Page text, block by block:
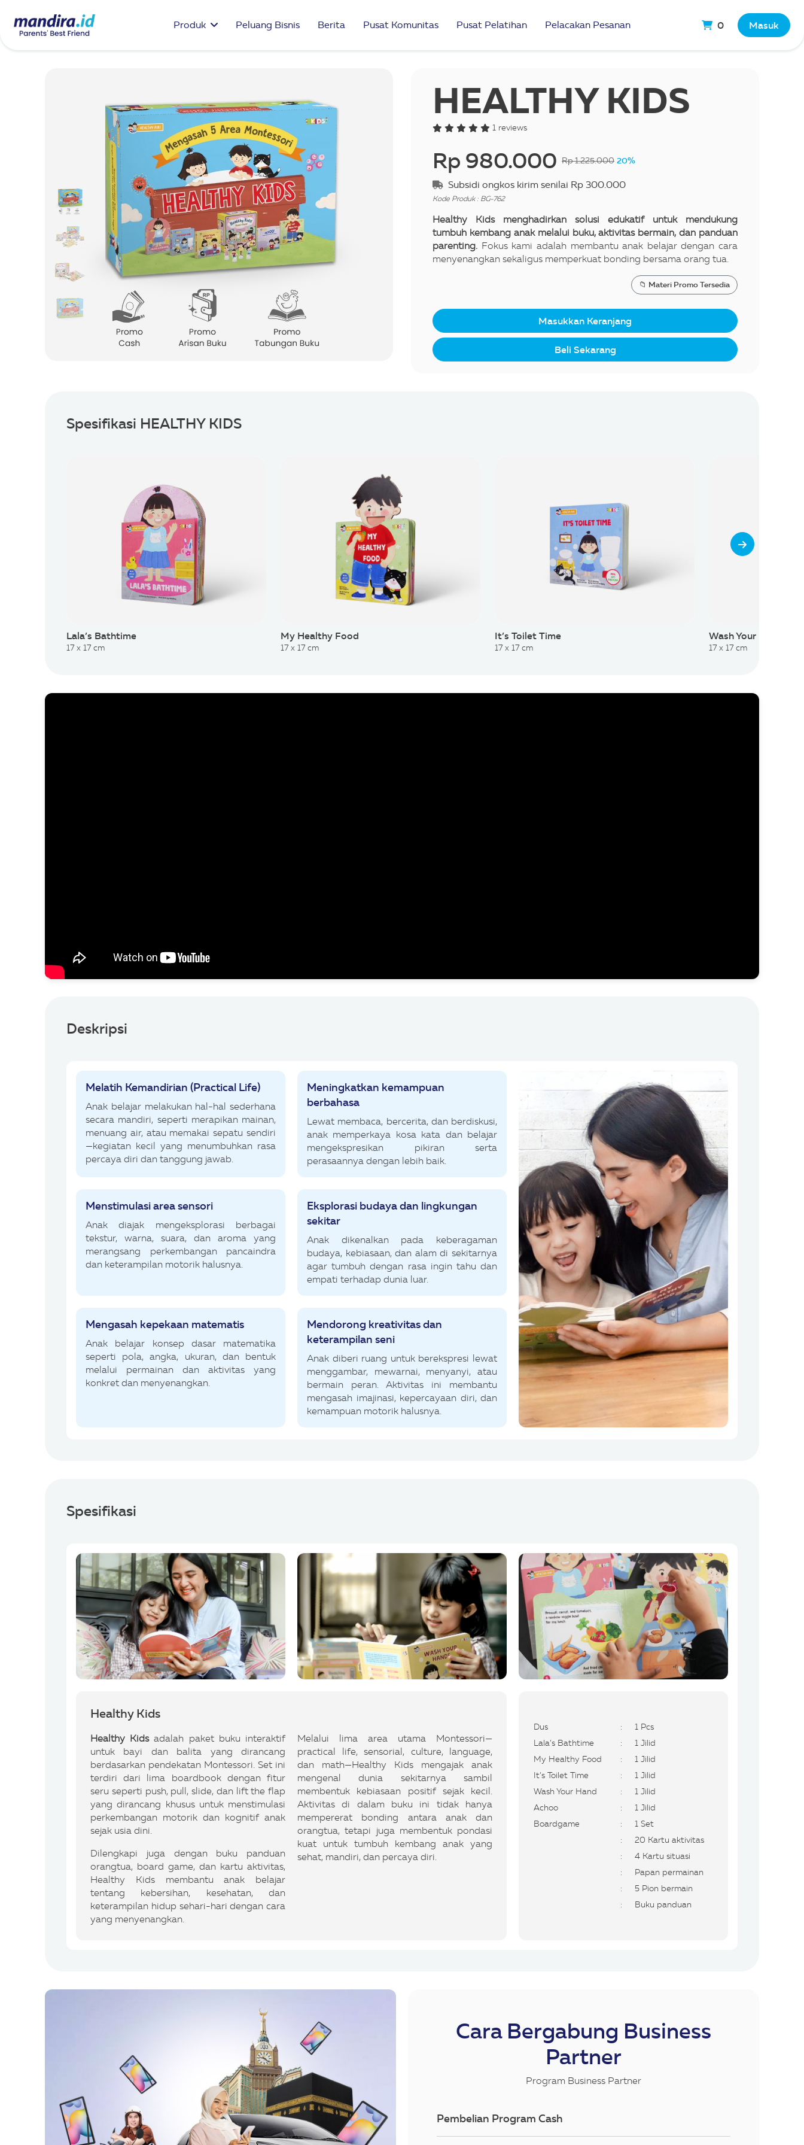
Produk Peluang Bisnis Berita Pusat Komunitas Pusat Pelatihan Pelacakan Pesanan 0 Masuk
HEALTHY KIDS
1 reviews
Rp 980.000 Rp 1.225.000 20%
Subsidi ongkos kirim senilai Rp 300.000
Kode Produk : BG-762
Healthy Kids menghadirkan solusi edukatif untuk mendukung
tumbuh kembang anak melalui buku, aktivitas bermain, dan panduan
parenting. Fokus kami adalah membantu anak belajar dengan cara
menyenangkan sekaligus memperkuat bonding bersama orang tua.
📁 Materi Promo Tersedia
Masukkan Keranjang
Beli Sekarang
Spesifikasi HEALTHY KIDS
Lala’s Bathtime
17 x 17 cm
My Healthy Food
17 x 17 cm
It’s Toilet Time
17 x 17 cm
Wash Your Hand
17 x 17 cm
Deskripsi
Melatih Kemandirian (Practical Life)
Anak belajar melakukan hal-hal sederhana
secara mandiri, seperti merapikan mainan,
menuang air, atau memakai sepatu sendiri
—kegiatan kecil yang menumbuhkan rasa
percaya diri dan tanggung jawab.
Meningkatkan kemampuan
berbahasa
Lewat membaca, bercerita, dan berdiskusi,
anak memperkaya kosa kata dan belajar
mengekspresikan pikiran serta
perasaannya dengan lebih baik.
Menstimulasi area sensori
Anak diajak mengeksplorasi berbagai
tekstur, warna, suara, dan aroma yang
merangsang perkembangan pancaindra
dan keterampilan motorik halusnya.
Eksplorasi budaya dan lingkungan
sekitar
Anak dikenalkan pada keberagaman
budaya, kebiasaan, dan alam di sekitarnya
agar tumbuh dengan rasa ingin tahu dan
empati terhadap dunia luar.
Mengasah kepekaan matematis
Anak belajar konsep dasar matematika
seperti pola, angka, ukuran, dan bentuk
melalui permainan dan aktivitas yang
konkret dan menyenangkan.
Mendorong kreativitas dan
keterampilan seni
Anak diberi ruang untuk berekspresi lewat
menggambar, mewarnai, menyanyi, atau
bermain peran. Aktivitas ini membantu
mengasah imajinasi, kepercayaan diri, dan
kemampuan motorik halusnya.
Spesifikasi
Healthy Kids
Healthy Kidsadalah paket buku interaktif
untuk bayi dan balita yang dirancang
berdasarkan pendekatan Montessori. Set ini
terdiri dari lima boardbook dengan fitur
seru seperti push, pull, slide, dan lift the flap
yang dirancang khusus untuk menstimulasi
perkembangan motorik dan kognitif anak
sejak usia dini.
Dilengkapi juga dengan buku panduan
orangtua, board game, dan kartu aktivitas,
Healthy Kids membantu anak belajar
tentang kebersihan, kesehatan, dan
keterampilan hidup sehari-hari dengan cara
yang menyenangkan.
Melalui lima area utama Montessori—
practical life, sensorial, culture, language,
dan math—Healthy Kids mengajak anak
mengenal dunia sekitarnya sambil
membentuk kebiasaan positif sejak kecil.
Aktivitas di dalam buku ini tidak hanya
mempererat bonding antara anak dan
orangtua, tetapi juga membentuk pondasi
kuat untuk tumbuh kembang anak yang
sehat, mandiri, dan percaya diri.
Dus :
1 Pcs
Lala’s Bathtime
:
1 Jilid
My Healthy Food
:
1 Jilid
It’s Toilet Time
:
1 Jilid
Wash Your Hand
:
1 Jilid
Achoo
:
1 Jilid
Boardgame
:
1 Set
:
20 Kartu aktivitas
:
4 Kartu situasi
:
Papan permainan
:
5 Pion bermain
:
Buku panduan
Cara Bergabung Business
Partner
Program Business Partner
Pembelian Program Cash